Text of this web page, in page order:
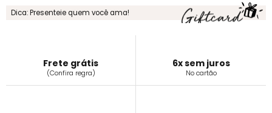
Dica: Presenteie quem você ama!
Frete grátis
(Confira regra)
6x sem juros
No cartão